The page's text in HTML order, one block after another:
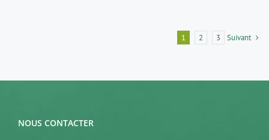
1 2 3 Suivant
NOUS CONTACTER